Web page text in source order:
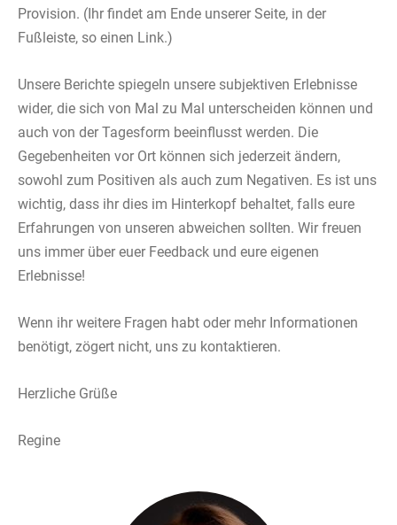
Provision. (Ihr findet am Ende unserer Seite, in der
Fußleiste, so einen Link.)
Unsere Berichte spiegeln unsere subjektiven Erlebnisse
wider, die sich von Mal zu Mal unterscheiden können und
auch von der Tagesform beeinflusst werden. Die
Gegebenheiten vor Ort können sich jederzeit ändern,
sowohl zum Positiven als auch zum Negativen. Es ist uns
wichtig, dass ihr dies im Hinterkopf behaltet, falls eure
Erfahrungen von unseren abweichen sollten. Wir freuen
uns immer über euer Feedback und eure eigenen
Erlebnisse!
Wenn ihr weitere Fragen habt oder mehr Informationen
benötigt, zögert nicht, uns zu kontaktieren.
Herzliche Grüße
Regine